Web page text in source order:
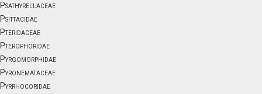
Psathyrellaceae
Psittacidae
Pteridaceae
Pterophoridae
Pyrgomorphidae
Pyronemataceae
Pyrrhocoridae